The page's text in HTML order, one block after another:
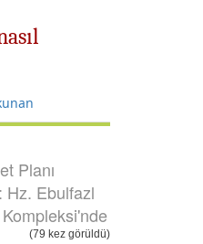
Planı
Hz. Ebulfazl
(79 kez görüldü)